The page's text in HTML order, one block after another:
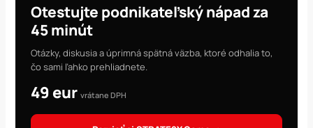
Otestujte podnikateľský nápad za
45 minút
Otázky, diskusia a úprimná spätná väzba, ktoré odhalia to,
čo sami ľahko prehliadnete.
49 eurvrátane DPH